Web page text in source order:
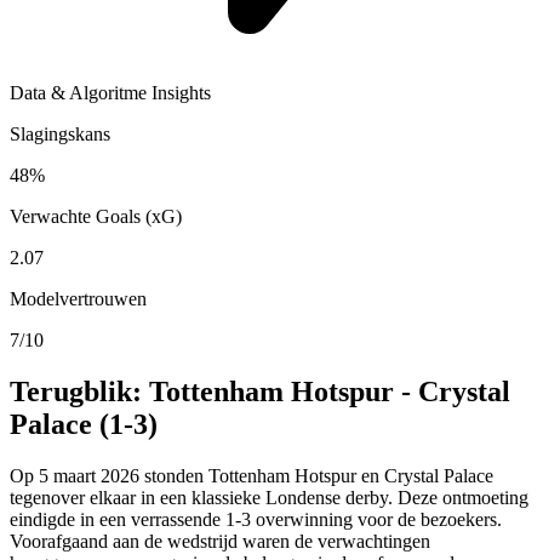
Data & Algoritme Insights
Slagingskans
48%
Verwachte Goals (xG)
2.07
Modelvertrouwen
7/10
Terugblik: Tottenham Hotspur - Crystal
Palace (1-3)
Op 5 maart 2026 stonden Tottenham Hotspur en Crystal Palace
tegenover elkaar in een klassieke Londense derby. Deze ontmoeting
eindigde in een verrassende 1-3 overwinning voor de bezoekers.
Voorafgaand aan de wedstrijd waren de verwachtingen